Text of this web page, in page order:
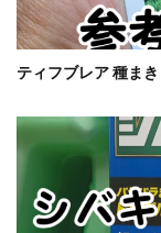
ティフブレア 種ま